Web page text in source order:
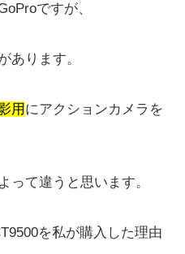
ですが、
あります。
用 にアクションカメラを
って違うと思います。
を私が購入した理由